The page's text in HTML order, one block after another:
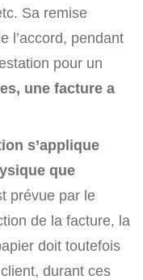
Sa remise
l’accord, pendant
pour un
une facture a
s’applique
que
prévue par le
de la facture, la
doit toutefois
durant ces